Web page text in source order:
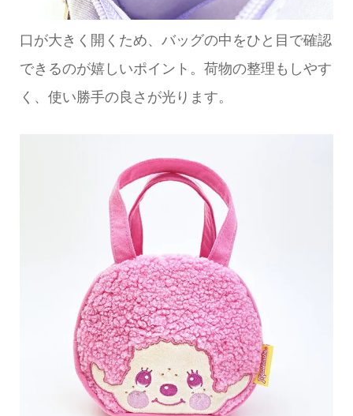
口が大きく開くため、バッグの中をひと目で確認
できるのが嬉しいポイント。荷物の整理もしやす
く、使い勝手の良さが光ります。